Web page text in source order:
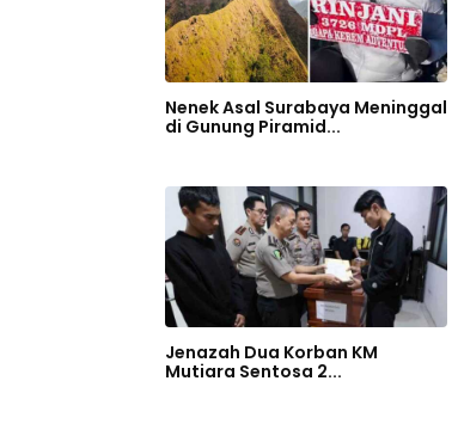
Nenek Asal Surabaya Meninggal
di Gunung Piramid...
Jenazah Dua Korban KM
Mutiara Sentosa 2...